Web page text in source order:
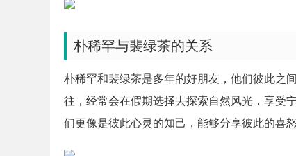
朴稀罕与裴绿茶的关系
朴稀罕和裴绿茶是多年的好朋友，他们彼此之
往，经常会在假期选择去探索自然风光，享受
们更像是彼此心灵的知己，能够分享彼此的喜